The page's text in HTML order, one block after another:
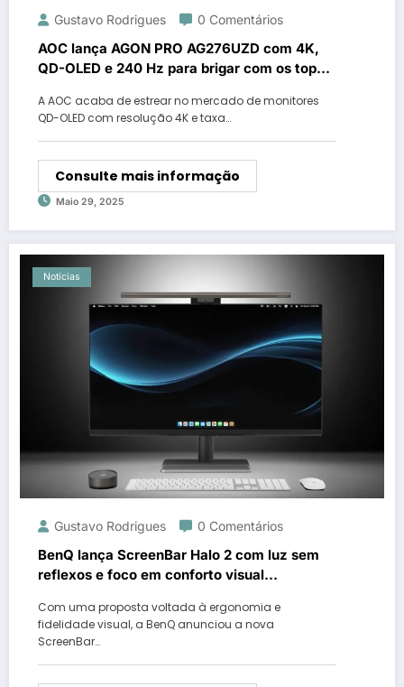
Gustavo Rodrigues 0 Comentários
AOC lança AGON PRO AG276UZD com 4K,
QD-OLED e 240 Hz para brigar com os tops
A AOC acaba de estrear no mercado de monitores
QD-OLED com resolução 4K e taxa…
Consulte mais informação
Maio 29, 2025
Notícias
Gustavo Rodrigues 0 Comentários
BenQ lança ScreenBar Halo 2 com luz sem
reflexos e foco em conforto visual
Com uma proposta voltada à ergonomia e
fidelidade visual, a BenQ anunciou a nova
ScreenBar…